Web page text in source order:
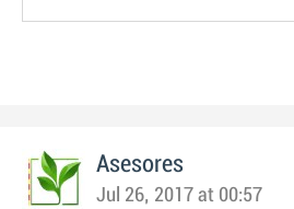
Asesores
Jul 26, 2017 at 00:57